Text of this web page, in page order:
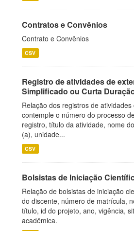
Contratos e Convênios
Contrato e Convênios
CSV
Registro de atividades de
Simplificado ou Curta
Relação dos registros de
contemple o número do processo
registro, título da atividade, nome
(a), unidade...
CSV
Bolsistas de Iniciação
Relação de bolsistas de iniciação
do discente, número de matrícula,
título, id do projeto, ano, vigência,
acadêmica.